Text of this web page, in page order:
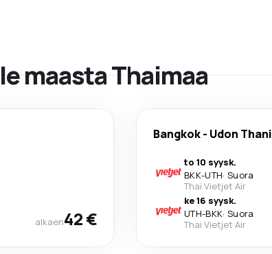
maasta Thaimaa
alkaen42 €
Bangkok- Udon Thani
to 10 syysk.
BKK-UTH· Suora
Thai Vietjet Air
ke 16 syysk.
UTH-BKK· Suora
Thai Vietjet Air